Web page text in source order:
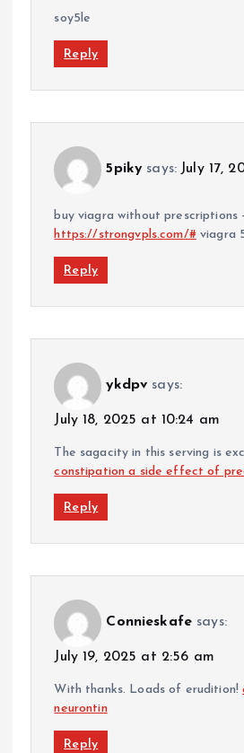
soy5le
Reply
5piky says: July 17,
buy viagra without prescriptions
https://strongvpls.com/#viagra
Reply
ykdpv says:
July 18, 2025 at 10:24 am
The sagacity in this serving is
constipation a side effect of
Reply
Connieskafe says:
July 19, 2025 at 2:56 am
With thanks. Loads of erudition!
neurontin
Reply